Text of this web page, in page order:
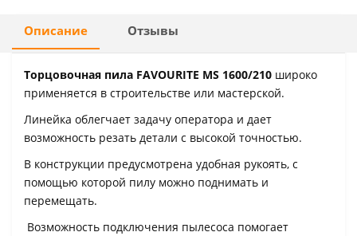
Описание Отзывы
Торцовочная пила FAVOURITE MS 1600/210 широко
применяется в строительстве или мастерской.
Линейка облегчает задачу оператора и дает
возможность резать детали с высокой точностью.
В конструкции предусмотрена удобная рукоять, с
помощью которой пилу можно поднимать и
перемещать.
Возможность подключения пылесоса помогает